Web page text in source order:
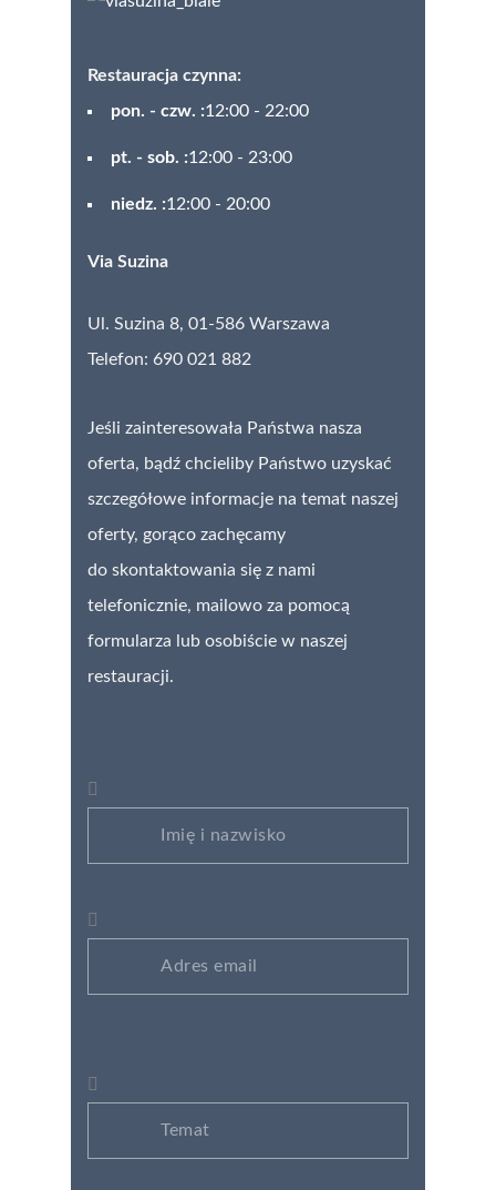
Restauracja czynna:
pon. - czw. :12:00 - 22:00
pt. - sob. :12:00 - 23:00
niedz. :12:00 - 20:00
Via Suzina
Ul. Suzina 8, 01-586 Warszawa
Telefon: 690 021 882
Jeśli zainteresowała Państwa nasza
oferta, bądź chcieliby Państwo uzyskać
szczegółowe informacje na temat naszej
oferty, gorąco zachęcamy
do skontaktowania się z nami
telefonicznie, mailowo za pomocą
formularza lub osobiście w naszej
restauracji.